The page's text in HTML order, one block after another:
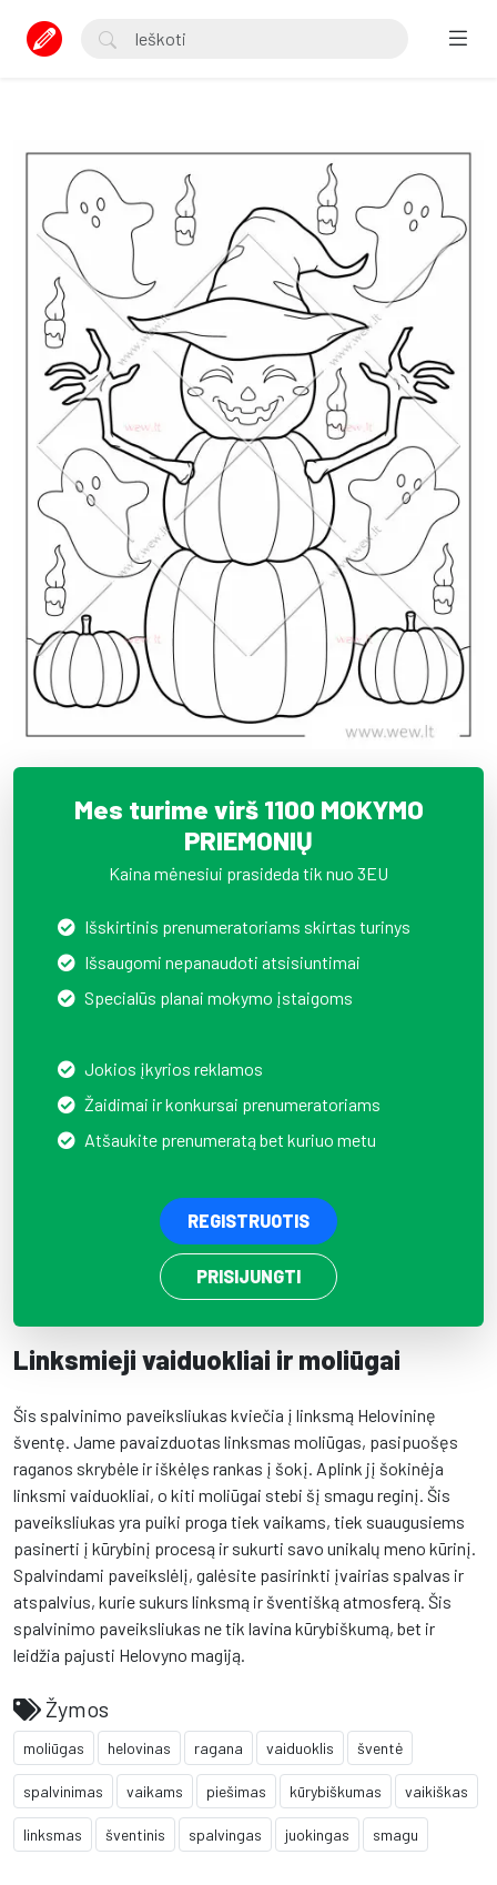
Mes turime virš 1100 MOKYMO
PRIEMONIŲ
Kaina mėnesiui prasideda tik nuo 3EU
Išskirtinis prenumeratoriams skirtas turinys
Išsaugomi nepanaudoti atsisiuntimai
Specialūs planai mokymo įstaigoms
Jokios įkyrios reklamos
Žaidimai ir konkursai prenumeratoriams
Atšaukite prenumeratą bet kuriuo metu
REGISTRUOTIS
PRISIJUNGTI
Linksmieji vaiduokliai ir moliūgai
Šis spalvinimo paveiksliukas kviečia į linksmą Helovininę
šventę. Jame pavaizduotas linksmas moliūgas, pasipuošęs
raganos skrybėle ir iškėlęs rankas į šokį. Aplink jį šokinėja
linksmi vaiduokliai, o kiti moliūgai stebi šį smagu reginį. Šis
paveiksliukas yra puiki proga tiek vaikams, tiek suaugusiems
pasinerti į kūrybinį procesą ir sukurti savo unikalų meno kūrinį.
Spalvindami paveikslėlį, galėsite pasirinkti įvairias spalvas ir
atspalvius, kurie sukurs linksmą ir šventišką atmosferą. Šis
spalvinimo paveiksliukas ne tik lavina kūrybiškumą, bet ir
leidžia pajusti Helovyno magiją.
Žymos
moliūgas helovinas ragana vaiduoklis šventė
spalvinimas vaikams piešimas kūrybiškumas vaikiškas
linksmas šventinis spalvingas juokingas smagu